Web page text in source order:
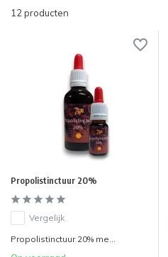
12 producten
Propolistinctuur 20%
Vergelijk
Propolistinctuur 20% me...